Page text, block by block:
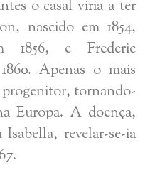
o casal viria a ter
nascido em 1854,
1856, e Frederic
Apenas o mais
progenitor, tornando-
Europa. A doença,
revelar-se-ia